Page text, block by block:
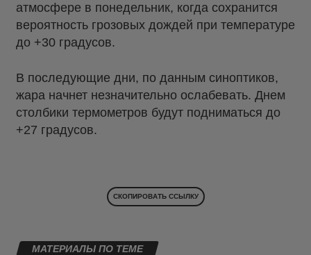
атмосфере в понедельник, когда сохранится
вероятность грозовых дождей при температуре
до +30 градусов.
В последующие дни, по данным синоптиков,
жара начнет незначительно ослабевать. Днем
столбики термометров будут подниматься до
+27 градусов.
СКОПИРОВАТЬ ССЫЛКУ
МАТЕРИАЛЫ ПО ТЕМЕ